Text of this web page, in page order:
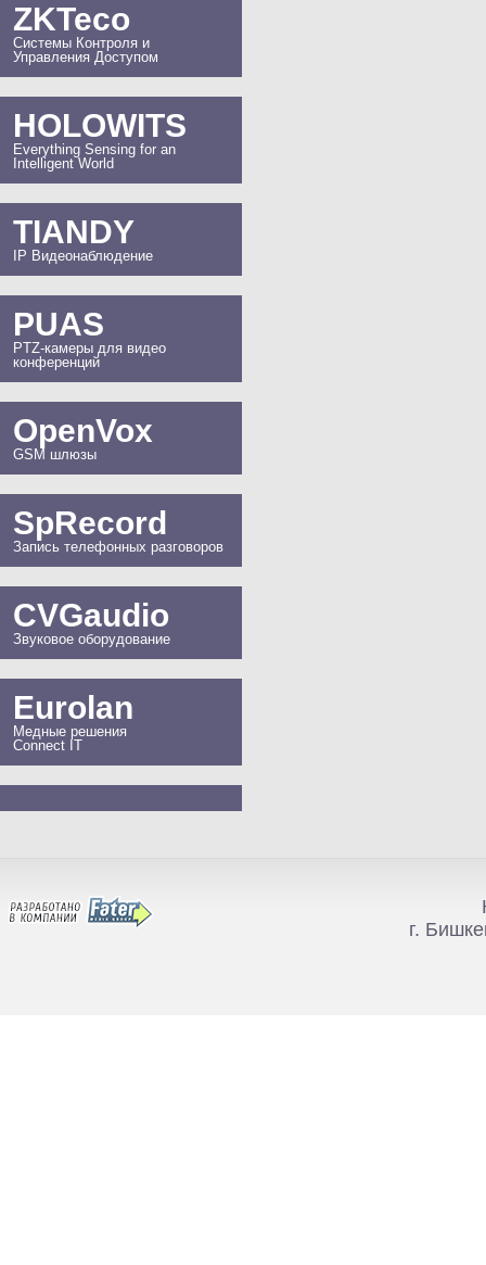
ZKTeco
Системы Контроля и
Управления Доступом
HOLOWITS
Everything Sensing for an
Intelligent World
TIANDY
IP Видеонаблюдение
PUAS
PTZ-камеры для видео
конференций
OpenVox
GSM шлюзы
SpRecord
Запись телефонных разговоров
CVGaudio
Звуковое оборудование
Eurolan
Медные решения
Connect IT
г.